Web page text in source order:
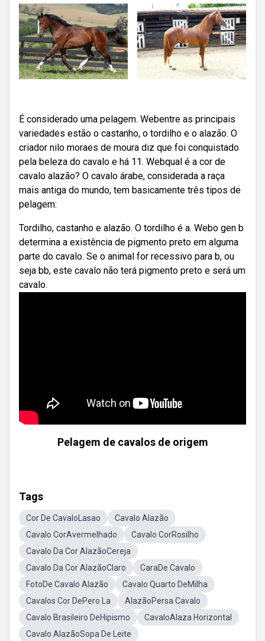
É considerado uma pelagem. Webentre as principais
variedades estão o castanho, o tordilho e o alazão. O
criador nilo moraes de moura diz que foi conquistado
pela beleza do cavalo e há 11. Webqual é a cor de
cavalo alazão? O cavalo árabe, considerada a raça
mais antiga do mundo, tem basicamente três tipos de
pelagem:
Tordilho, castanho e alazão. O tordilho é a. Webo gen b
determina a existência de pigmento preto em alguma
parte do cavalo. Se o animal for recessivo para b, ou
seja bb, este cavalo não terá pigmento preto e será um
cavalo.
Pelagem de cavalos de origem
Tags
Cor De CavaloLasao
Cavalo Alazão
Cavalo CorAvermelhado
Cavalo CorRosilho
Cavalo Da Cor AlazãoCereja
Cavalo Da Cor AlazãoClaro
CaraDe Cavalo
FotoDe Cavalo Alazão
Cavalo Quarto DeMilha
Cavalos Cor DePero La
AlazãoPersa Cavalo
Cavalo Brasileiro DeHipismo
CavaloAlaza Horizontal
Cavalo AlazãoSopa De Leite